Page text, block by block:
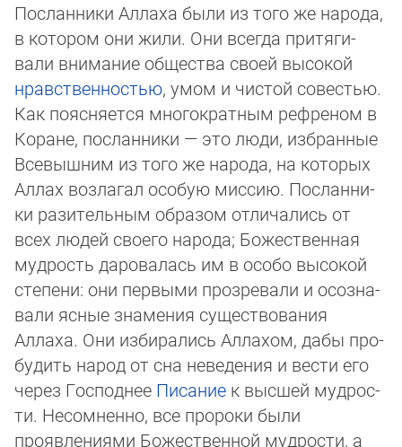
Посланники Аллаха были из того же народа,
в котором они жили. Они всегда при­тя­ги­
вали внимание общества своей высокой
нравственностью, умом и чистой совестью.
Как поясняется многократным рефреном в
Коране, посланники — это люди, изб­ран­ные
Всевышним из того же народа, на которых
Аллах возлагал особую миссию. Пос­лан­ни­
ки разительным образом отличались от
всех людей своего народа; Божествен­ная
муд­рость даровалась им в особо высокой
степени: они первыми прозревали и осо­зна­
вали ясные знамения существования
Аллаха. Они избирались Аллахом, дабы про­
бу­дить народ от сна неведения и вести его
через Господнее Писание к высшей муд­рос­
ти. Несомненно, все пророки были
проявлениями Божественной мудрости, а